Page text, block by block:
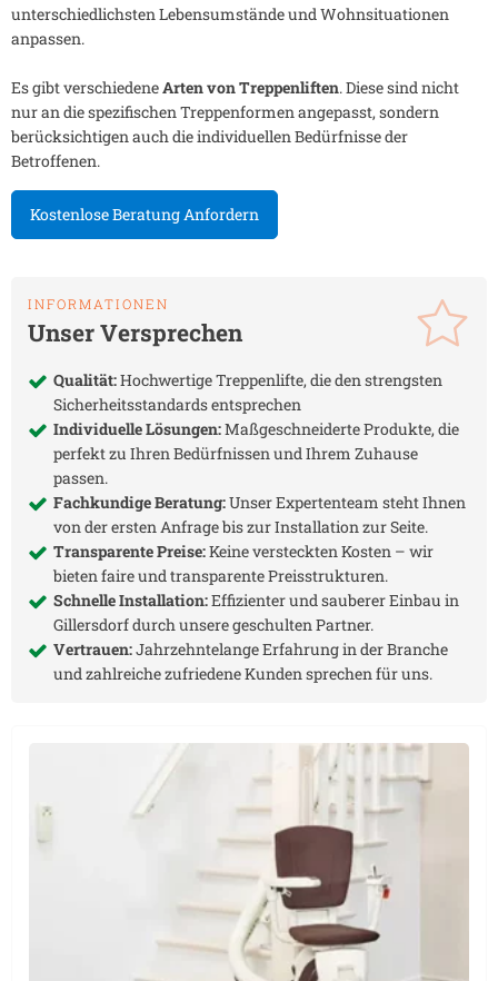
unterschiedlichsten Lebensumstände und Wohnsituationen
anpassen.
Es gibt verschiedeneArten von Treppenliften. Diese sind nicht
nur an die spezifischen Treppenformen angepasst, sondern
berücksichtigen auch die individuellen Bedürfnisse der
Betroffenen.
Kostenlose Beratung Anfordern
INFORMATIONEN
Unser Versprechen
Qualität:Hochwertige Treppenlifte, die den strengsten
Sicherheitsstandards entsprechen
Individuelle Lösungen:Maßgeschneiderte Produkte, die
perfekt zu Ihren Bedürfnissen und Ihrem Zuhause
passen.
Fachkundige Beratung:Unser Expertenteam steht Ihnen
von der ersten Anfrage bis zur Installation zur Seite.
Transparente Preise:Keine versteckten Kosten – wir
bieten faire und transparente Preisstrukturen.
Schnelle Installation:Effizienter und sauberer Einbau in
Gillersdorfdurch unsere geschulten Partner.
Vertrauen:Jahrzehntelange Erfahrung in der Branche
und zahlreiche zufriedene Kunden sprechen für uns.